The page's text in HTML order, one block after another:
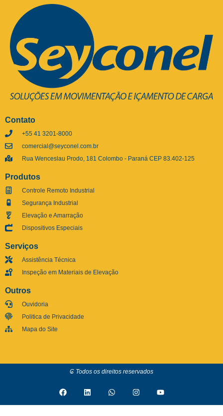
Contato
+55 41 3201-8000
comercial@seyconel.com.br
Rua Wenceslau Prodo, 181 Colombo - Paraná CEP 83.402-125
Produtos
Controle Remoto Industrial
Segurança Industrial
Elevação e Amarração
Dispositivos Especiais
Serviços
Assistência Técnica
Inspeção em Materiais de Elevação
Outros
Ouvidoria
Politica de Privacidade
Mapa do Site
₢ Todos os direitos reservados